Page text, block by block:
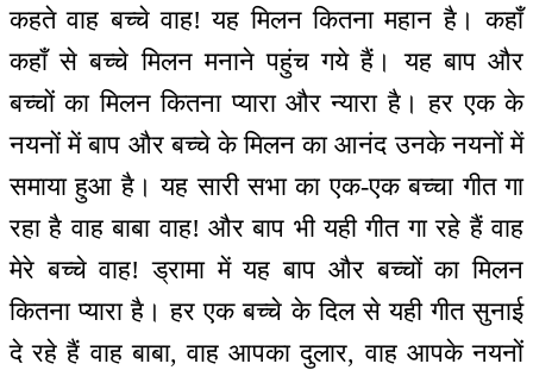
कहते वाह बच्चे वाह! यह मिलन कितना महान है। कहाँ
कहाँ से बच्चे मिलन मनाने पहुंच गये हैं। यह बाप और
बच्चों का मिलन कितना प्यारा और न्यारा है। हर एक के
नयनों में बाप और बच्चे के मिलन का आनंद उनके नयनों में
समाया हुआ है। यह सारी सभा का एक-एक बच्चा गीत गा
रहा है वाह बाबा वाह! और बाप भी यही गीत गा रहे हैं वाह
मेरे बच्चे वाह! ड्रामा में यह बाप और बच्चों का मिलन
कितना प्यारा है। हर एक बच्चे के दिल से यही गीत सुनाई
दे रहे हैं वाह बाबा, वाह आपका दुलार, वाह आपके नयनों